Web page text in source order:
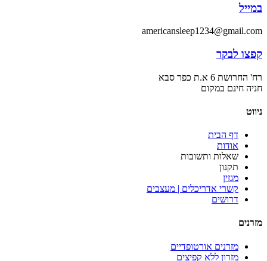
במייל
americansleep1234@gmail.com
קפצו לבקר
רח' החרושת 6 א.ת כפר סבא
חניה חינם במקום
ניווט
דף הבית
אודות
שאלות ותשובות
תקנון
מגזין
קשרי אדריכלים | מעצבים
דרושים
מזרנים
מזרנים אורטופדיים
מזרון ללא קפיצים